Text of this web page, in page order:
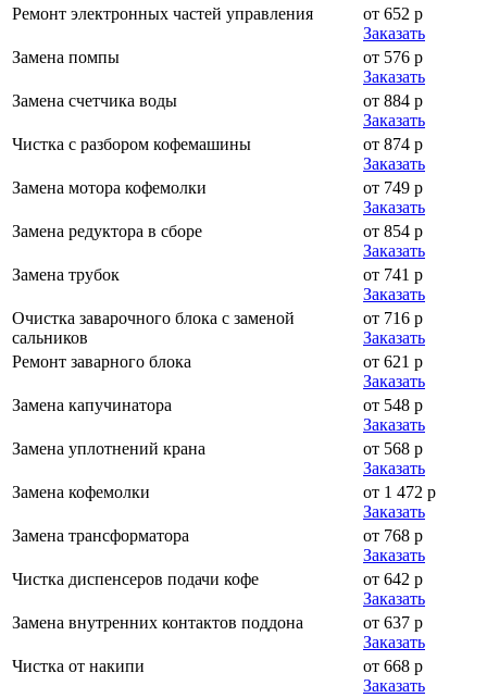
Ремонт электронных частей управления
от 652 р
Заказать
Замена помпы
от 576 р
Заказать
Замена счетчика воды
от 884 р
Заказать
Чистка с разбором кофемашины
от 874 р
Заказать
Замена мотора кофемолки
от 749 р
Заказать
Замена редуктора в сборе
от 854 р
Заказать
Замена трубок
от 741 р
Заказать
Очистка заварочного блока с заменой
сальников
от 716 р
Заказать
Ремонт заварного блока
от 621 р
Заказать
Замена капучинатора
от 548 р
Заказать
Замена уплотнений крана
от 568 р
Заказать
Замена кофемолки
от 1 472 р
Заказать
Замена трансформатора
от 768 р
Заказать
Чистка диспенсеров подачи кофе
от 642 р
Заказать
Замена внутренних контактов поддона
от 637 р
Заказать
Чистка от накипи
от 668 р
Заказать